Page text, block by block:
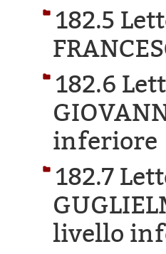
182.5
182.6
inferiore
182.7
livello